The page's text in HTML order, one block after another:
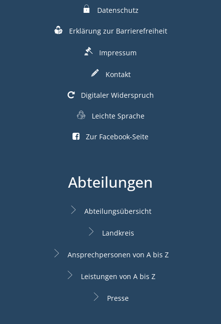
Datenschutz
Erklärung zur Barrierefreiheit
Impressum
Kontakt
Digitaler Widerspruch
Leichte Sprache
Zur Facebook-Seite
Abteilungen
Abteilungsübersicht
Landkreis
Ansprechpersonen von A bis Z
Leistungen von A bis Z
Presse